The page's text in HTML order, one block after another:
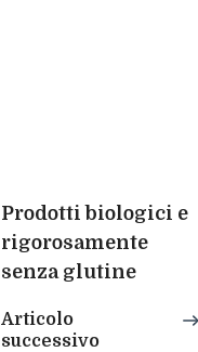
Prodotti biologici e
rigorosamente
senza glutine
Articolo
successivo